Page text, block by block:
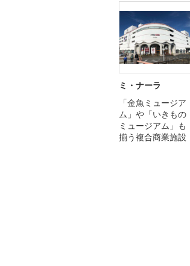
ミ・ナーラ
「金魚ミュージア
ム」や「いきもの
ミュージアム」も
揃う複合商業施設